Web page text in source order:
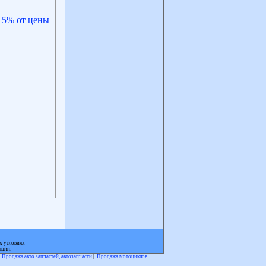
от цены
условиях
Продажа авто запчастей, автозапчасти| Продажа мотоциклов